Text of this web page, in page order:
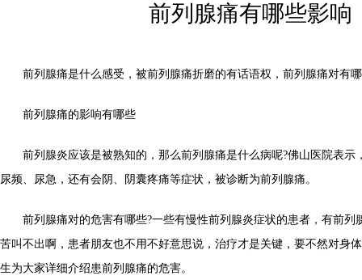
前列腺痛有哪些影响
前列腺痛是什么感受，被前列腺痛折磨的有话语权，前列腺痛对有哪
前列腺痛的影响有哪些
前列腺炎应该是被熟知的，那么前列腺痛是什么病呢?佛山医院表示
尿频、尿急，还有会阴、阴囊疼痛等症状，被诊断为前列腺痛。
前列腺痛对的危害有哪些?一些有慢性前列腺炎症状的患者，有前列
苦叫不出啊，患者朋友也不用不好意思说，治疗才是关键，要不然对身
生为大家详细介绍患前列腺痛的危害。